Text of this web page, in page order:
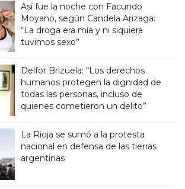
Así fue la noche con Facundo
Moyano, según Candela Arizaga:
“La droga era mía y ni siquiera
tuvimos sexo”
Delfor Brizuela: “Los derechos
humanos protegen la dignidad de
todas las personas, incluso de
quienes cometieron un delito”
La Rioja se sumó a la protesta
nacional en defensa de las tierras
argentinas